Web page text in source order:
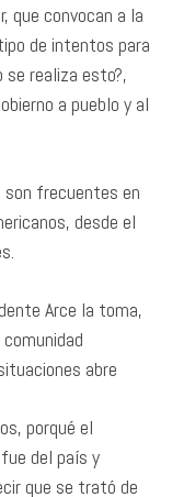
que convocan a la
de intentos para
se realiza esto?,
a pueblo y al
frecuentes en
desde el
Arce la toma,
abre
porqué el
del país y
que se trató de